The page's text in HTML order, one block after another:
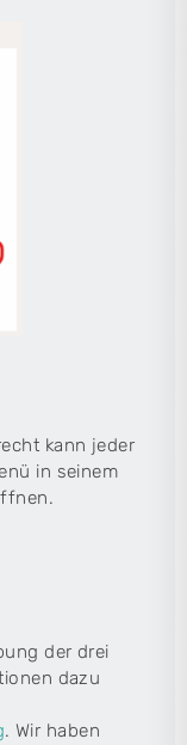
kann jeder
in seinem
der drei
dazu
. Wir haben